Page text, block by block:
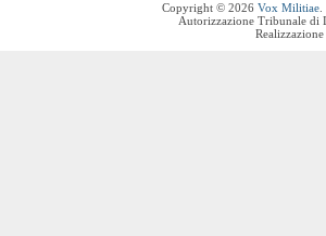
Copyright © 2026 Vox Militiae
Autorizzazione Tribunale di